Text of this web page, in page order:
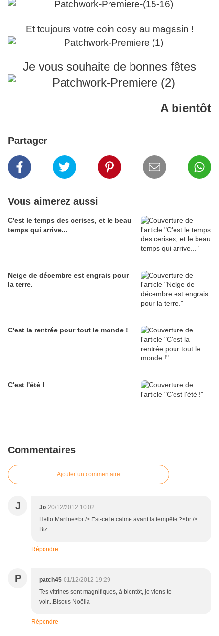
Et toujours votre coin cosy au magasin !
Je vous souhaite de bonnes fêtes
A bientôt
Partager
Vous aimerez aussi
C'est le temps des cerises, et le beau
temps qui arrive...
Neige de décembre est engrais pour
la terre.
C'est la rentrée pour tout le monde !
C'est l'été !
Commentaires
Ajouter un commentaire
J Jo 20/12/2012 10:02
Hello Martine<br /> Est-ce le calme avant la tempête ?<br />
Biz
Répondre
P patch45 01/12/2012 19:29
Tes vitrines sont magnifiques, à bientôt, je viens te
voir...Bisous Noëlla
Répondre